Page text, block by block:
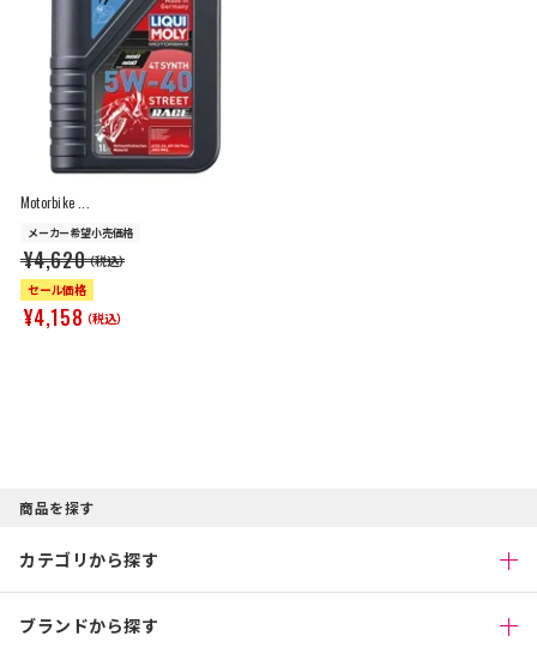
Motorbike ...
メーカー希望小売価格
¥4,620（税込）
セール価格
¥4,158（税込）
商品を探す
カテゴリから探す
ブランドから探す